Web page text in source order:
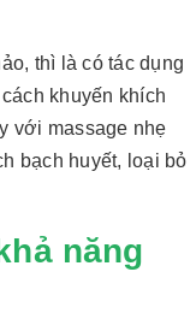
thì là có tác dụng
khuyến khích
với massage nhẹ
bạch huyết, loại bỏ
năng